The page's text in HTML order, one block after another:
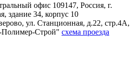
офис 109147, Россия, г.
здание 34, корпус 10
ул. Станционная, д.22, стр.4А,
Строй" схема проезда